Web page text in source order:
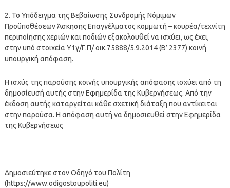
2. Το Υπόδειγμα της Βεβαίωσης Συνδρομής Νόμιμων
Προϋποθέσεων Άσκησης Επαγγέλματος κομμωτή – κουρέα/τεχνίτη
περιποίησης χεριών και ποδιών εξακολουθεί να ισχύει, ως έχει,
στην υπό στοιχεία Υ1γ/Γ.Π/ οικ.75888/5.9.2014 (Β’ 2377) κοινή
υπουργική απόφαση.
Η ισχύς της παρούσης κοινής υπουργικής απόφασης ισχύει από τη
δημοσίευσή αυτής στην Εφημερίδα της Κυβερνήσεως. Από την
έκδοση αυτής καταργείται κάθε σχετική διάταξη που αντίκειται
στην παρούσα. Η απόφαση αυτή να δημοσιευθεί στην Εφημερίδα
της Κυβερνήσεως
Δημοσιεύτηκε στον Οδηγό του Πολίτη
(https://www.odigostoupoliti.eu)